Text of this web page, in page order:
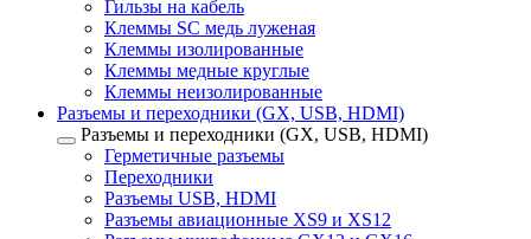
Гильзы на кабель
Клеммы SC медь луженая
Клеммы изолированные
Клеммы медные круглые
Клеммы неизолированные
Разъемы и переходники (GX, USB, HDMI)
Разъемы и переходники (GX, USB, HDMI)
Герметичные разъемы
Переходники
Разъемы USB, HDMI
Разъемы авиационные XS9 и XS12